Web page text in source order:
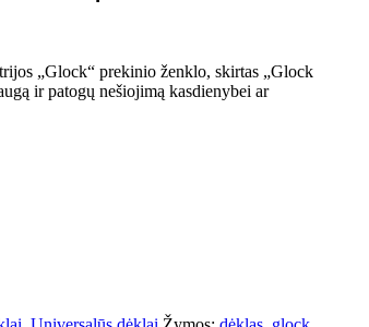
„Glock“ prekinio ženklo, skirtas „Glock
ir patogų nešiojimą kasdienybei ar